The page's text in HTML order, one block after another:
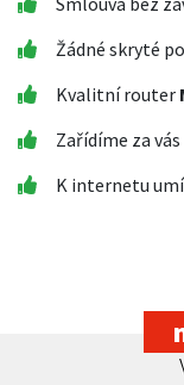
Žádné skryté
Kvalitní router
Zařídíme za
K internetu